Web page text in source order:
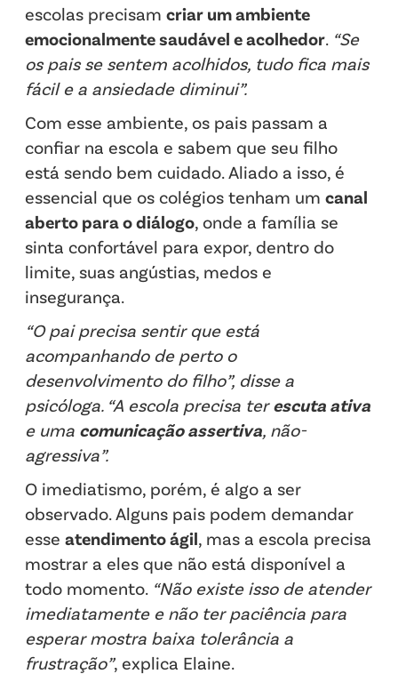
escolas precisam criar um ambiente
emocionalmente saudável e acolhedor. “Se
os pais se sentem acolhidos, tudo fica mais
fácil e a ansiedade diminui”.
Com esse ambiente, os pais passam a
confiar na escola e sabem que seu filho
está sendo bem cuidado. Aliado a isso, é
essencial que os colégios tenham um canal
aberto para o diálogo, onde a família se
sinta confortável para expor, dentro do
limite, suas angústias, medos e
insegurança.
“O pai precisa sentir que está
acompanhando de perto o
desenvolvimento do filho”, disse a
psicóloga. “A escola precisa terescuta ativa
e uma comunicação assertiva, não-
agressiva”.
O imediatismo, porém, é algo a ser
observado. Alguns pais podem demandar
esse atendimento ágil, mas a escola precisa
mostrar a eles que não está disponível a
todo momento. “Não existe isso de atender
imediatamente e não ter paciência para
esperar mostra baixa tolerância a
frustração”, explica Elaine.